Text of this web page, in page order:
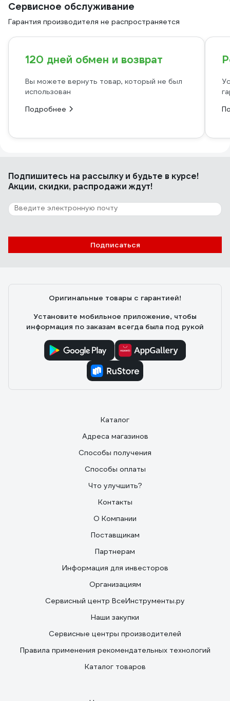
Сервисное обслуживание
Гарантия производителя не распространяется
120 дней обмен и возврат
Вы можете вернуть товар, который не был
использован
Подробнее
Подпишитесь на рассылкуи будьте в курсе!
Акции, скидки, распродажи ждут!
Подписаться
Оригинальные товары с гарантией!
Установите мобильное приложение, чтобы
информация по заказам всегда была под рукой
Каталог
Адреса магазинов
Способы получения
Способы оплаты
Что улучшить?
Контакты
О Компании
Поставщикам
Партнерам
Информация для инвесторов
Организациям
Сервисный центр ВсеИнструменты.ру
Наши закупки
Сервисные центры производителей
Правила применения рекомендательных технологий
Каталог товаров